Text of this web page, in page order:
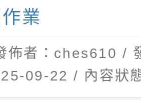
照。
」海報電子檔
鼓勵所屬同仁
）、學校、民
，請查照
所得重審後實
，公立學校退
用
業
佈者：ches610 /
09-22 / 內容狀